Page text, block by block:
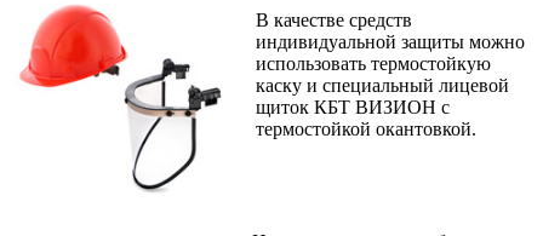
В качестве средств
индивидуальной защиты можно
использовать термостойкую
каску и специальный лицевой
щиток КБТ ВИЗИОН с
термостойкой окантовкой.